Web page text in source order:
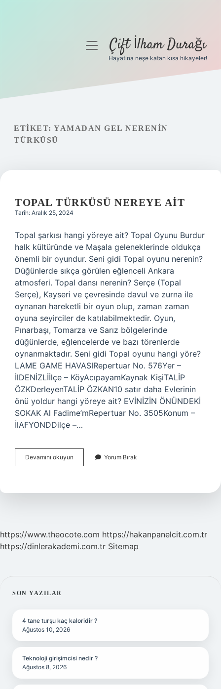
Gizlilik Politikası
Hakkımızda
menüyüÇift İlham Durağı
Hayatına neşe katan kısa hikayeler!
ETIKET: YAMADAN GEL NERENIN
TÜRKÜSÜ
TOPAL TÜRKÜSÜ NEREYE AIT
Tarih: Aralık 25, 2024
Topal şarkısı hangi yöreye ait? Topal Oyunu Burdur
halk kültüründe ve Maşala geleneklerinde oldukça
önemli bir oyundur. Seni gidi Topal oyunu nerenin?
Düğünlerde sıkça görülen eğlenceli Ankara
atmosferi. Topal dansı nerenin? Serçe (Topal
Serçe), Kayseri ve çevresinde davul ve zurna ile
oynanan hareketli bir oyun olup, zaman zaman
oyuna seyirciler de katılabilmektedir. Oyun,
Pınarbaşı, Tomarza ve Sarız bölgelerinde
düğünlerde, eğlencelerde ve bazı törenlerde
oynanmaktadır. Seni gidi Topal oyunu hangi yöre?
LAME GAME HAVASIRepertuar No. 576Yer –
İlDENİZLİİlçe – KöyAcıpayamKaynak KişiTALİP
ÖZKDerleyenTALİP ÖZKAN10 satır daha Evlerinin
önü yoldur hangi yöreye ait? EVİNİZİN ÖNÜNDEKİ
SOKAK Al Fadime’mRepertuar No. 3505Konum –
İlAFYONDDilçe –…
Devamını okuyun
Türküsü
Yorum Bırak
https://www.theocote.com https://hakanpanelcit.com.tr
https://dinlerakademi.com.tr Sitemap
SIDEBAR
SON YAZILAR
4 tane turşu kaç kaloridir ?
Ağustos 10, 2026
Teknoloji girişimcisi nedir ?
Ağustos 8, 2026